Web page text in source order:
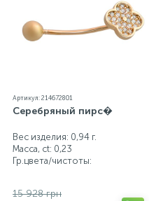
Артикул: 214672801
Серебряный пирс�
Вес изделия: 0,94 г.
Масса, ct: 0,23
Гр.цвета/чистоты:
15 928 грн